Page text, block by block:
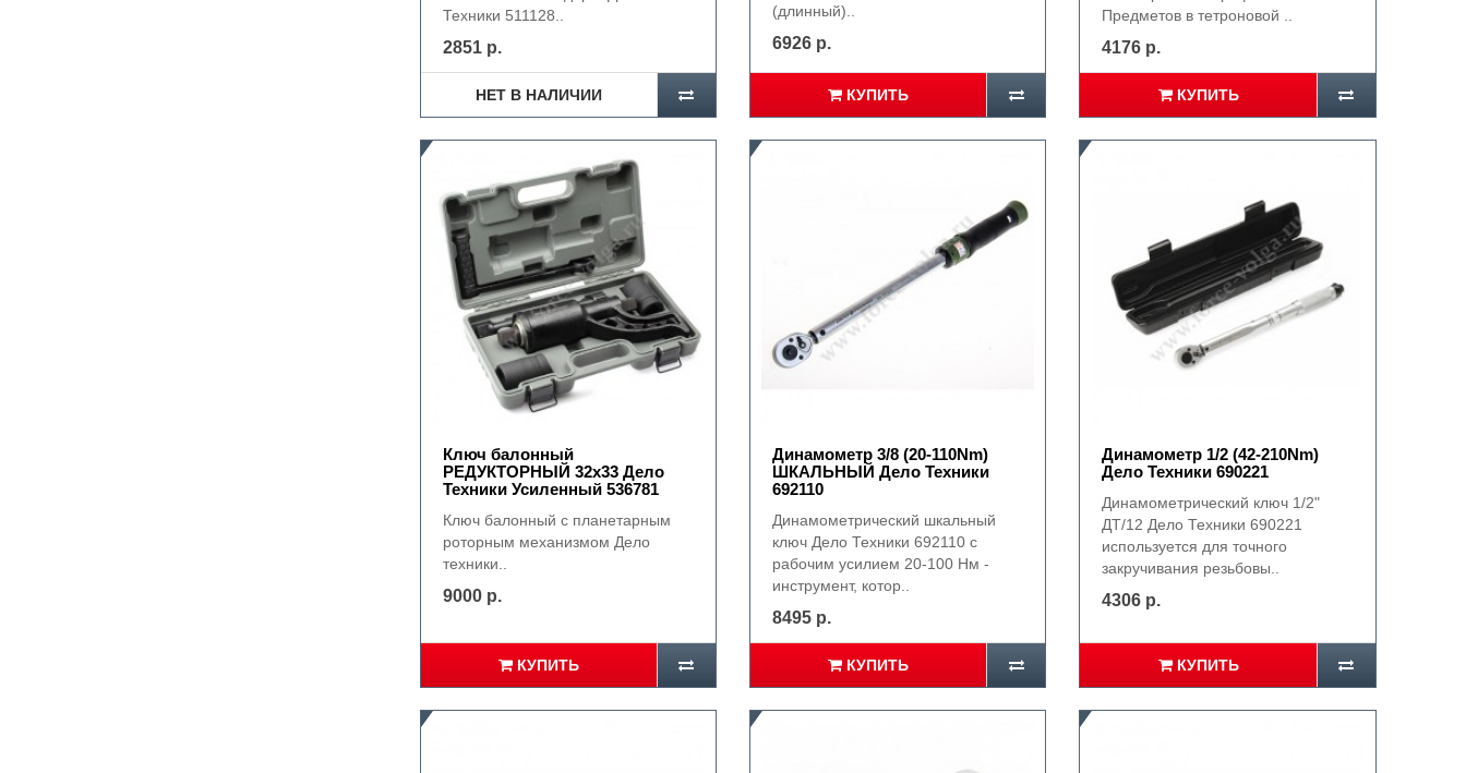
Техники 511128..
2851 р.
НЕТ В НАЛИЧИИ
(длинный)..
6926 р.
КУПИТЬ
Предметов в тетроновой ..
4176 р.
КУПИТЬ
Ключ балонный
РЕДУКТОРНЫЙ 32х33 Дело
Техники Усиленный 536781
Ключ балонный с планетарным
роторным механизмом Дело
техники..
9000 р.
КУПИТЬ
Динамометр 3/8 (20-110Nm)
ШКАЛЬНЫЙ Дело Техники
692110
Динамометрический шкальный
ключ Дело Техники 692110 с
рабочим усилием 20-100 Нм -
инструмент, котор..
8495 р.
КУПИТЬ
Динамометр 1/2 (42-210Nm)
Дело Техники 690221
Динамометрический ключ 1/2"
ДТ/12 Дело Техники 690221
используется для точного
закручивания резьбовы..
4306 р.
КУПИТЬ